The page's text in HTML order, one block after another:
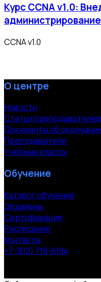
Курс CCNA v1.0:
CCNA v1.0
О центре
Новости
Статьи преподавателей
Документы об
Преподаватели
Учебные классы
Обучение
Каталог обучения
Экзамены
Сертификация
Расписание
Контакты
+7 (812) 718-6184